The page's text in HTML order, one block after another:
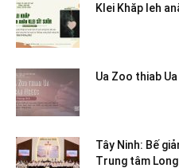
Klei Khăp leh
Ua Zoo thiab
Tây Ninh: Bế
Trung tâm Long